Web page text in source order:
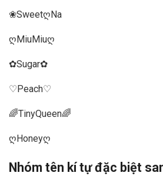
❀SweetღNa
ღMiuMiuღ
✿Sugar✿
♡Peach♡
🌈TinyQueen🌈
ღHoneyღ
Nhóm tên kí tự đặc biệt